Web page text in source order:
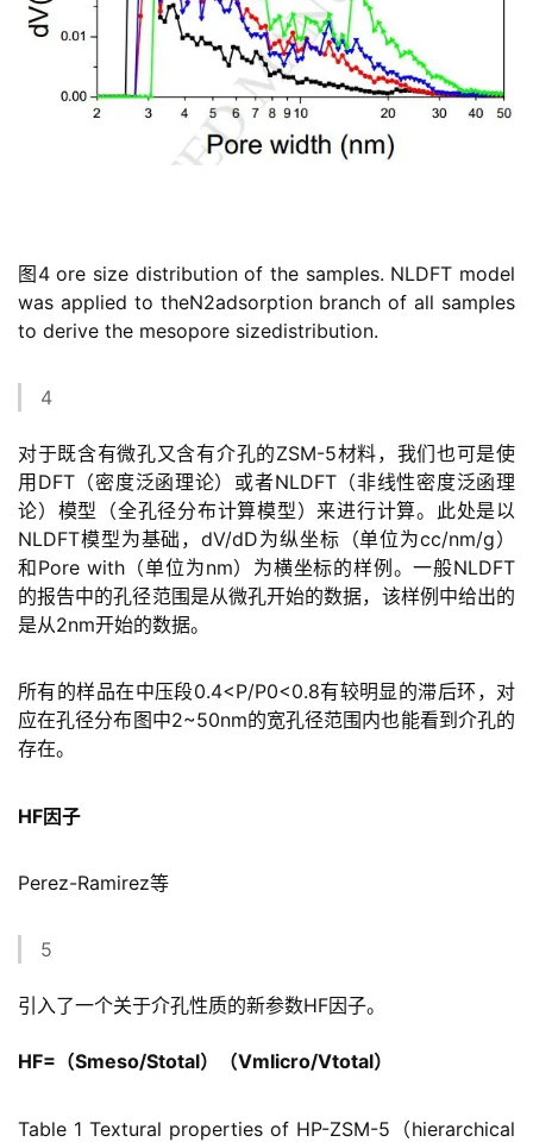
图4 ore size distribution of the samples. NLDFT model
was applied to theN2adsorption branch of all samples
to derive the mesopore sizedistribution.
4
对于既含有微孔又含有介孔的ZSM-5材料，我们也可是使
用DFT（密度泛函理论）或者NLDFT（非线性密度泛函理
论）模型（全孔径分布计算模型）来进行计算。此处是以
NLDFT模型为基础，dV/dD为纵坐标（单位为cc/nm/g）
和Pore with（单位为nm）为横坐标的样例。一般NLDFT
的报告中的孔径范围是从微孔开始的数据，该样例中给出的
是从2nm开始的数据。
所有的样品在中压段0.4<P/P0<0.8有较明显的滞后环，对
应在孔径分布图中2~50nm的宽孔径范围内也能看到介孔的
存在。
HF因子
Perez-Ramirez等
5
引入了一个关于介孔性质的新参数HF因子。
HF=（Smeso/Stotal）（VmIicro/Vtotal）
Table 1 Textural properties of HP-ZSM-5（hierarchical